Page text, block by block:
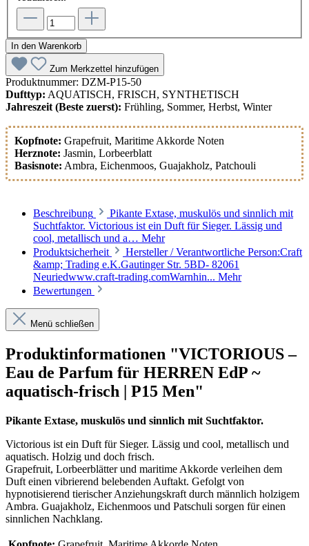
In den Warenkorb
Zum Merkzettel hinzufügen
Produktnummer: DZM-P15-50
Dufttyp: AQUATISCH, FRISCH, SYNTHETISCH
Jahreszeit (Beste zuerst): Frühling, Sommer, Herbst, Winter
Kopfnote: Grapefruit, Maritime Akkorde Noten
Herznote: Jasmin, Lorbeerblatt
Basisnote: Ambra, Eichenmoos, Guajakholz, Patchouli
Beschreibung
Pikante Extase, muskulös und sinnlich mit
Suchtfaktor. Victorious ist ein Duft für Sieger. Lässig und
cool, metallisch und a… Mehr
Produktsicherheit
Hersteller / Verantwortliche Person:Craft
&amp; Trading e.K.Gautinger Str. 5BD- 82061
Neuriedwww.craft-trading.comWarnhin... Mehr
Bewertungen
Menü schließen
Produktinformationen "VICTORIOUS –
Eau de Parfum für HERREN EdP ~
aquatisch-frisch | P15 Men"
Pikante Extase, muskulös und sinnlich mit Suchtfaktor.
Victorious ist ein Duft für Sieger. Lässig und cool, metallisch und
aquatisch. Holzig und doch frisch.
Grapefruit, Lorbeerblätter und maritime Akkorde verleihen dem
Duft einen vibrierend belebenden Auftakt. Gefolgt von
hypnotisierend tierischer Anziehungskraft durch männlich holzigem
Ambra. Guajakholz, Eichenmoos und Patschuli sorgen für einen
sinnlichen Nachklang.